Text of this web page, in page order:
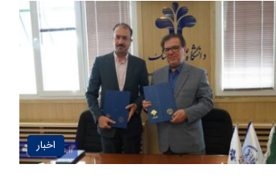
اخبار